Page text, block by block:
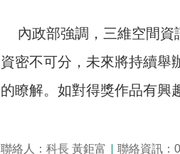
內政部強調，三維空間資
資密不可分，未來將持續舉
的瞭解。如對得獎作品有興
聯絡人：科長 黃鉅富 聯絡資訊：